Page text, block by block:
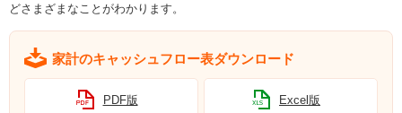
どさまざまなことがわかります。
家計のキャッシュフロー表ダウンロード
PDF版 Excel版